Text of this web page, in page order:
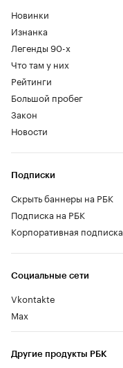
Новинки
Изнанка
Легенды 90-х
Что там у них
Рейтинги
Большой пробег
Закон
Новости
Социальные сети
Vkontakte
Max
Другие продукты РБК
Подписки
Скрыть баннеры на РБК
Подписка на РБК
Корпоративная подписка